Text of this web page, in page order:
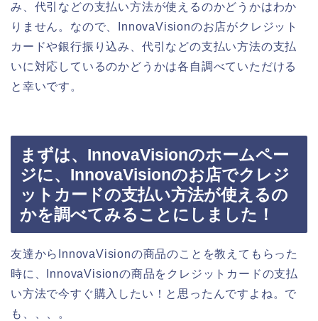
み、代引などの支払い方法が使えるのかどうかはわか
りません。なので、InnovaVisionのお店がクレジット
カードや銀行振り込み、代引などの支払い方法の支払
いに対応しているのかどうかは各自調べていただける
と幸いです。
まずは、InnovaVisionのホームペー
ジに、InnovaVisionのお店でクレジ
ットカードの支払い方法が使えるの
かを調べてみることにしました！
友達からInnovaVisionの商品のことを教えてもらった
時に、InnovaVisionの商品をクレジットカードの支払
い方法で今すぐ購入したい！と思ったんですよね。で
も、、、。